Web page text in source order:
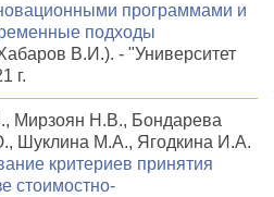
программами и
подходы
В.И.). - "Университет
г.
Мирзоян Н.В., Бондарева
Шуклина М.А., Ягодкина И.А.
критериев принятия
стоимостно-